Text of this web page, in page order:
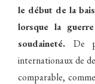
le début de la
lorsque la
soudaineté. De
internationaux de
comparable, comme